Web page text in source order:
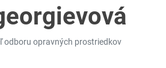
odboru opravných prostriedkov